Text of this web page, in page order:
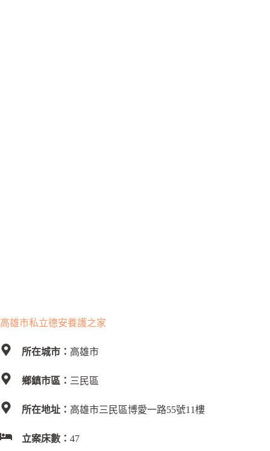
高雄市私立德安養護之家
所在城市： 高雄市
鄉鎮市區： 三民區
所在地址： 高雄市三民區博愛一路55號11樓
立案床數： 47